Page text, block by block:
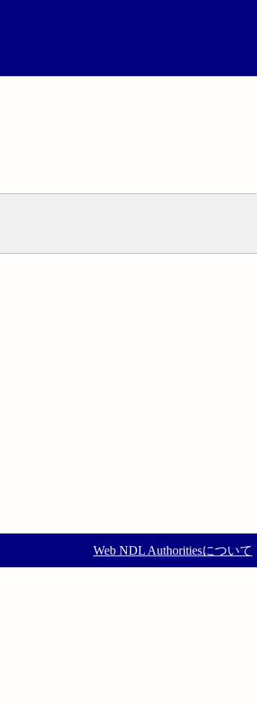
Web NDL Authoritiesについて